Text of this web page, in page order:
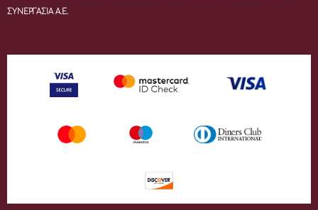
ΣΥΝΕΡΓΑΣΙΑ Α.Ε.